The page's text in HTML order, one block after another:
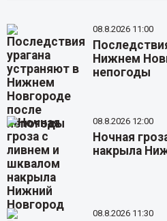
08.8.2026 11:00
Нижнем
непогоды
08.8.2026 12:00
Ночная
накрыла
08.8.2026 11:30